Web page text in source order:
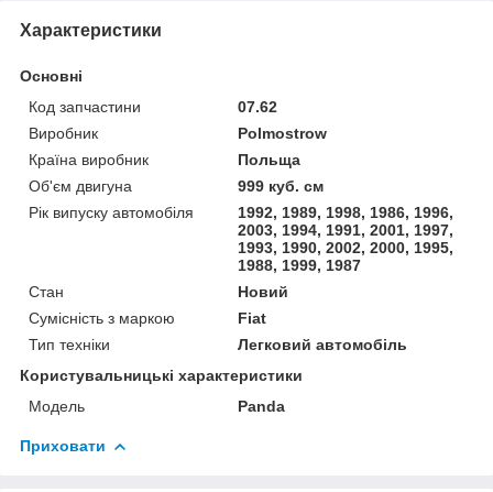
Характеристики
Основні
Код запчастини
07.62
Виробник
Polmostrow
Країна виробник
Польща
Об'єм двигуна
999 куб. см
Рік випуску автомобіля
1992, 1989, 1998, 1986, 1996,
2003, 1994, 1991, 2001, 1997,
1993, 1990, 2002, 2000, 1995,
1988, 1999, 1987
Стан
Новий
Сумісність з маркою
Fiat
Тип техніки
Легковий автомобіль
Користувальницькі характеристики
Мoдель
Panda
Приховати